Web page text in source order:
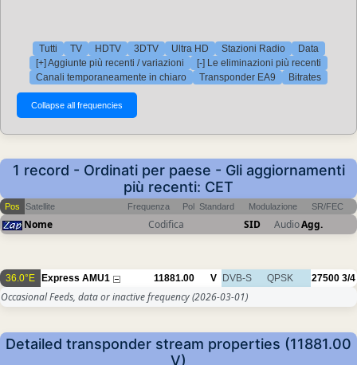
Tutti TV HDTV 3DTV Ultra HD Stazioni Radio
Data
[+] Aggiunte più recenti / variazioni
[-] Le eliminazioni più recenti
Canali temporaneamente in chiaro
Transponder EA9 Bitrates
1 record - Ordinati per paese - Gli aggiornamenti
più recenti: CET
Pos Satellite Frequenza Pol Standard Modulazione SR/FEC
Nome Codifica SID AudioAgg.
36.0°E Express AMU1 11881.00 V DVB-S QPSK 27500 3/4
Occasional Feeds, data or inactive frequency(2026-03-01)
Detailed transponder stream properties (11881.00
V)